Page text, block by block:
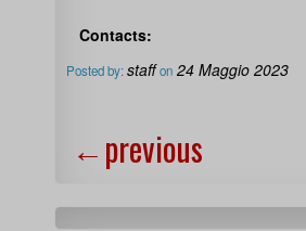
Contacts:
Posted by:staff on 24 Maggio 2023
←previous